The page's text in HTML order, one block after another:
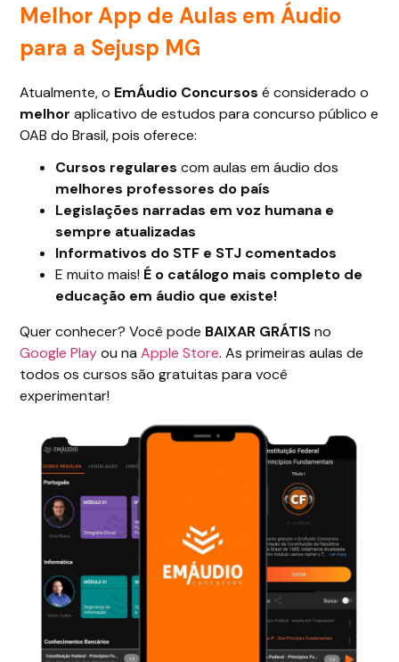
Melhor App de Aulas em Áudio
para a Sejusp MG
Atualmente, o EmÁudio Concursos é considerado o
melhor aplicativo de estudos para concurso público e
OAB do Brasil, pois oferece:
Cursos regulares com aulas em áudio dos
melhores professores do país
Legislações narradas em voz humana e
sempre atualizadas
Informativos do STF e STJ comentados
E muito mais! É o catálogo mais completo de
educação em áudio que existe!
Quer conhecer? Você pode BAIXAR GRÁTISno
Google Playou naApple Store. As primeiras aulas de
todos os cursos são gratuitas para você
experimentar!